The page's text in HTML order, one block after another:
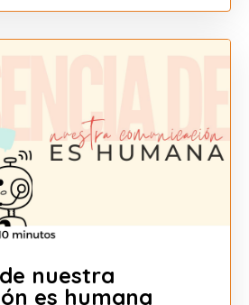
nuestra
es humana